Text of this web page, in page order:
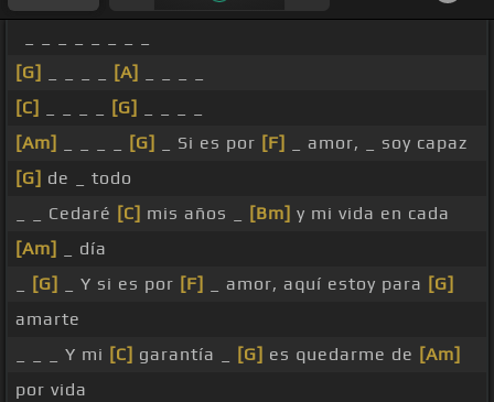
[G]
[A]
[C]
[G]
[Am]
[G] _ Si es por [F]
_ amor, _ soy capaz
[G] de _ todo
_ _ Cedaré [C] mis años _ [Bm] y mi vida en cada
[Am]
_ día
[G] _ Y si es por [F] _ amor, aquí estoy para [G]
amarte
_ _ _ Y mi [C] garantía _ [G] es quedarme de [Am]
por vida